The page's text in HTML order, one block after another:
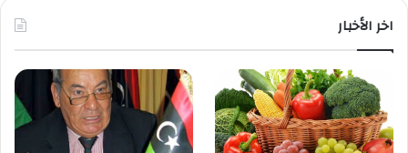
اخر الأخبار